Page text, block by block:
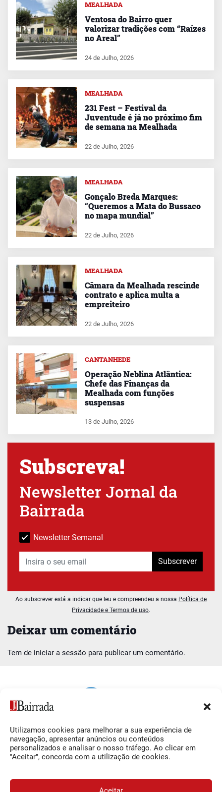
Utilizamos cookies para melhorar a sua experiência de
navegação, apresentar anúncios ou conteúdos
personalizados e analisar o nosso tráfego. Ao clicar em
"Aceitar", concorda com a utilização de cookies.
Deixar um comentário
Tem de iniciar a sessão para publicar um comentário.
MEALHADA
Ventosa do Bairro quer
valorizar tradições com “Raízes
no Areal”
24 de Julho, 2026
MEALHADA
231 Fest – Festival da
Juventude é já no próximo fim
de semana na Mealhada
22 de Julho, 2026
MEALHADA
Gonçalo Breda Marques:
“Queremos a Mata do Bussaco
no mapa mundial”
22 de Julho, 2026
MEALHADA
Câmara da Mealhada rescinde
contrato e aplica multa a
empreiteiro
22 de Julho, 2026
CANTANHEDE
Operação Neblina Atlântica:
Chefe das Finanças da
Mealhada com funções
suspensas
13 de Julho, 2026
Subscreva!
Newsletter Jornal da
Bairrada
Newsletter Semanal
Subscrever
Ao subscrever está a indicar que leu e compreendeu a nossa Política de
Privacidade e Termos de uso.
Siga-nos
Facebook
O Jornal da Bairrada
Contactos